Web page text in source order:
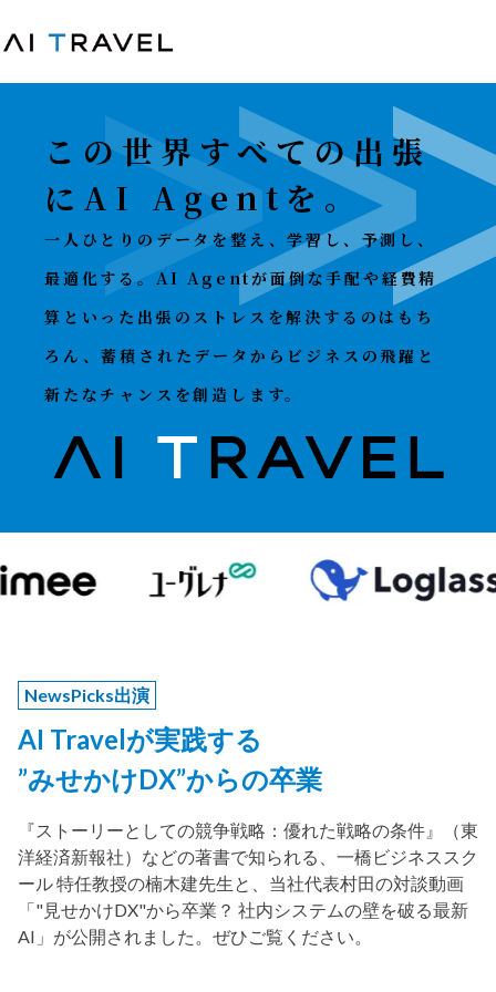
この世界すべての出張
にAI Agentを。
一人ひとりのデータを整え、学習し、予測し、
最適化する。AI Agentが面倒な手配や経費精
算といった出張のストレスを解決するのはもち
ろん、蓄積されたデータからビジネスの飛躍と
新たなチャンスを創造します。
NewsPicks出演
AI Travelが実践する
”みせかけDX”からの卒業
『ストーリーとしての競争戦略：優れた戦略の条件』（東
洋経済新報社）などの著書で知られる、一橋ビジネススク
ール 特任教授の楠木建先生と、当社代表村田の対談動画
「"見せかけDX"から卒業？ 社内システムの壁を破る最新
AI」が公開されました。ぜひご覧ください。